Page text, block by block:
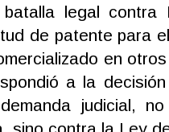
legal
de patente para
en
a la
judicial,